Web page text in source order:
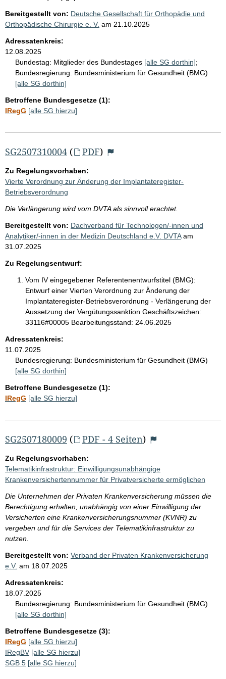
Bereitgestellt von: Deutsche Gesellschaft für Orthopädie und
Orthopädische Chirurgie e. V. am 21.10.2025
Adressatenkreis:
12.08.2025
Bundestag: Mitglieder des Bundestages [alle SG dorthin];
Bundesregierung: Bundesministerium für Gesundheit (BMG)
[alle SG dorthin]
Betroffene Bundesgesetze (1):
IRegG [alle SG hierzu]
SG2507310004 ( PDF)
Zu Regelungsvorhaben:
Vierte Verordnung zur Änderung der Implantateregister-
Betriebsverordnung
Die Verlängerung wird vom DVTA als sinnvoll erachtet.
Bereitgestellt von: Dachverband für Technologen/-innen und
Analytiker/-innen in der Medizin Deutschland e.V. DVTA am
31.07.2025
Zu Regelungsentwurf:
Vom IV eingegebener Referentenentwurfstitel (BMG):
Entwurf einer Vierten Verordnung zur Änderung der
Implantateregister-Betriebsverordnung - Verlängerung der
Aussetzung der Vergütungssanktion Geschäftszeichen:
33116#00005 Bearbeitungsstand: 24.06.2025
Adressatenkreis:
11.07.2025
Bundesregierung: Bundesministerium für Gesundheit (BMG)
[alle SG dorthin]
Betroffene Bundesgesetze (1):
IRegG [alle SG hierzu]
SG2507180009 ( PDF - 4 Seiten)
Zu Regelungsvorhaben:
Telematikinfrastruktur: Einwilligungsunabhängige
Krankenversichertennummer für Privatversicherte ermöglichen
Die Unternehmen der Privaten Krankenversicherung müssen die
Berechtigung erhalten, unabhängig von einer Einwilligung der
Versicherten eine Krankenversicherungsnummer (KVNR) zu
vergeben und für die Services der Telematikinfrastruktur zu
nutzen.
Bereitgestellt von: Verband der Privaten Krankenversicherung
e.V. am 18.07.2025
Adressatenkreis:
18.07.2025
Bundesregierung: Bundesministerium für Gesundheit (BMG)
[alle SG dorthin]
Betroffene Bundesgesetze (3):
IRegG [alle SG hierzu]
IRegBV [alle SG hierzu]
SGB 5 [alle SG hierzu]